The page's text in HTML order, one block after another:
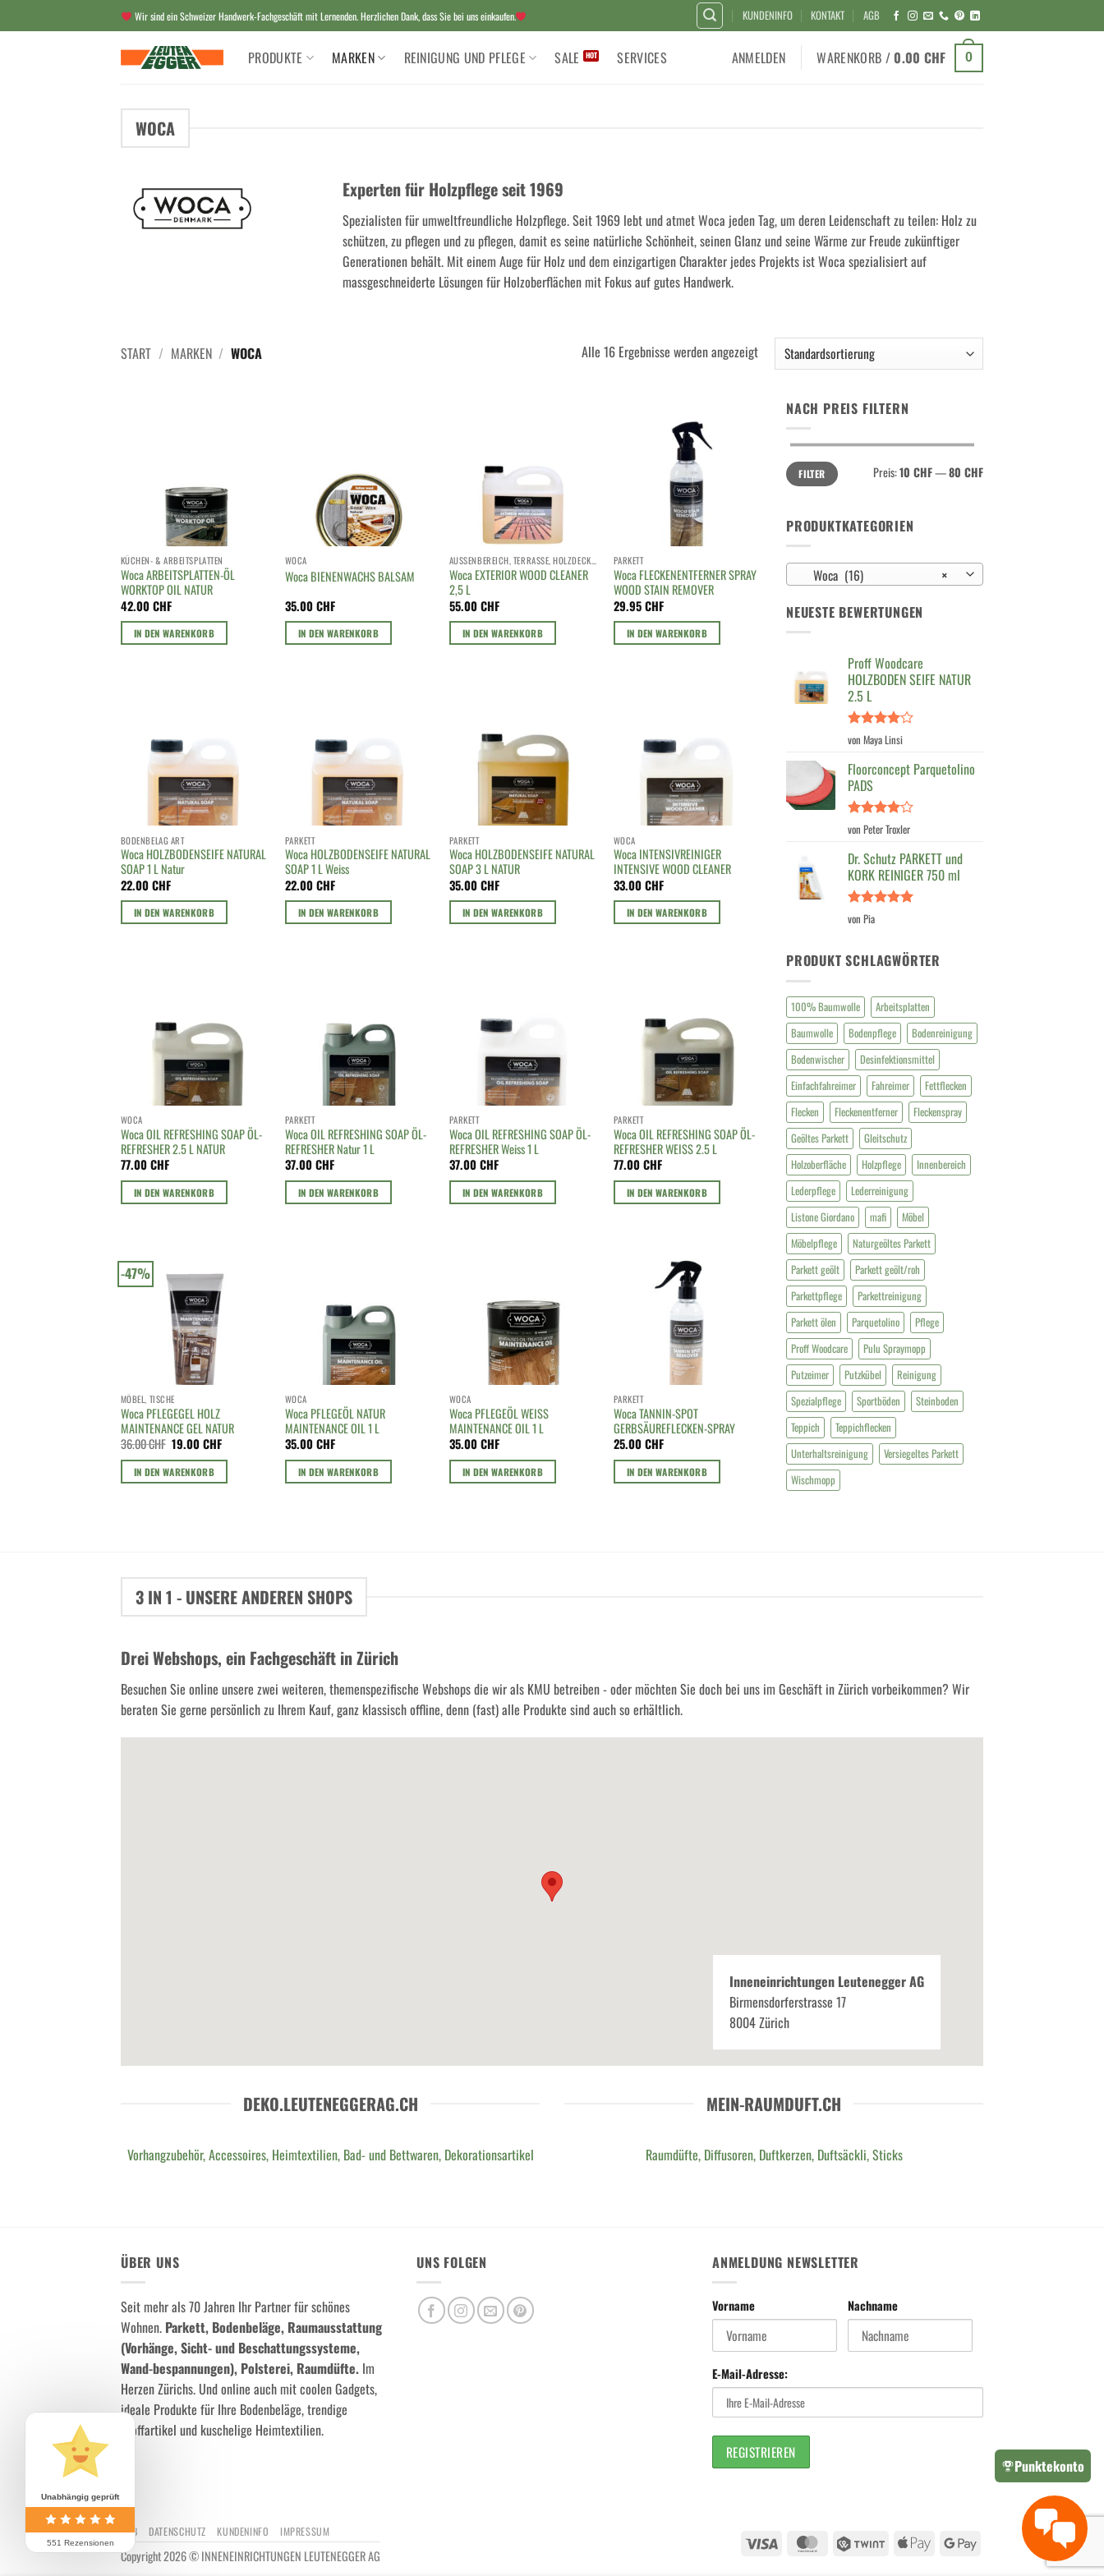
Inhalt
Wir sind ein Schweizer Handwerk-Fachgeschäft mit Lernenden. Herzlichen Dank, dass Sie bei uns einkaufen. KUNDENINFO KONTAKT AGB
PRODUKTE MARKEN REINIGUNG UND PFLEGE SALE SERVICES ANMELDEN WARENKORB / 0.00 CHF 0
WOCA
Experten für Holzpflege seit 1969
Spezialisten für umweltfreundliche Holzpflege. Seit 1969 lebt und atmet Woca jeden Tag, um deren Leidenschaft zu teilen: Holz zu
schützen, zu pflegen und zu pflegen, damit es seine natürliche Schönheit, seinen Glanz und seine Wärme zur Freude zukünftiger
Generationen behält. Mit einem Auge für Holz und dem einzigartigen Charakter jedes Projekts ist Woca spezialisiert auf
massgeschneiderte Lösungen für Holzoberflächen mit Fokus auf gutes Handwerk.
START / MARKEN / WOCA Alle 16 Ergebnisse werden angezeigt
KÜCHEN- & ARBEITSPLATTEN
Woca ARBEITSPLATTEN-ÖL
WORKTOP OIL NATUR
42.00CHF
IN DEN WARENKORB
WOCA
Woca BIENENWACHS BALSAM
35.00CHF
IN DEN WARENKORB
AUSSENBEREICH, TERRASSE, HOLZDECK, HOLZROST
Woca EXTERIOR WOOD CLEANER
2,5 L
55.00CHF
IN DEN WARENKORB
PARKETT
Woca FLECKENENTFERNER SPRAY
WOOD STAIN REMOVER
29.95CHF
IN DEN WARENKORB
BODENBELAG ART
Woca HOLZBODENSEIFE NATURAL
SOAP 1 L Natur
22.00CHF
IN DEN WARENKORB
PARKETT
Woca HOLZBODENSEIFE NATURAL
SOAP 1 L Weiss
22.00CHF
IN DEN WARENKORB
PARKETT
Woca HOLZBODENSEIFE NATURAL
SOAP 3 L NATUR
35.00CHF
IN DEN WARENKORB
WOCA
Woca INTENSIVREINIGER
INTENSIVE WOOD CLEANER
33.00CHF
IN DEN WARENKORB
WOCA
Woca OIL REFRESHING SOAP ÖL-
REFRESHER 2.5 L NATUR
77.00CHF
IN DEN WARENKORB
PARKETT
Woca OIL REFRESHING SOAP ÖL-
REFRESHER Natur 1 L
37.00CHF
IN DEN WARENKORB
PARKETT
Woca OIL REFRESHING SOAP ÖL-
REFRESHER Weiss 1 L
37.00CHF
IN DEN WARENKORB
PARKETT
Woca OIL REFRESHING SOAP ÖL-
REFRESHER WEISS 2.5 L
77.00CHF
IN DEN WARENKORB
-47%
MÖBEL, TISCHE
Woca PFLEGEGEL HOLZ
MAINTENANCE GEL NATUR
36.00CHF Ursprünglicher
Preis
war:
36.00 CHF
19.00CHFAktueller
ist:
IN DEN WARENKORB
WOCA
Woca PFLEGEÖL NATUR
MAINTENANCE OIL 1 L
35.00CHF
IN DEN WARENKORB
WOCA
Woca PFLEGEÖL WEISS
MAINTENANCE OIL 1 L
35.00CHF
IN DEN WARENKORB
PARKETT
Woca TANNIN-SPOT
GERBSÄUREFLECKEN-SPRAY
25.00CHF
IN DEN WARENKORB
NACH PREIS FILTERN
Min.
Preis
Max.
PreisFILTER Preis:10 CHF—80 CHF
PRODUKTKATEGORIEN
×
Woca (16)
NEUESTE BEWERTUNGEN
Proff Woodcare
HOLZBODEN SEIFE NATUR
2.5 L
Bewertet
4
von 5
von Maya Linsi
Floorconcept Parquetolino
PADS
Bewertet
von 5
von Peter Troxler
Dr. Schutz PARKETT und
KORK REINIGER 750 ml
Bewertet
von Pia
PRODUKT SCHLAGWÖRTER
100% Baumwolle
Arbeitsplatten
Baumwolle
Bodenpflege
Bodenreinigung
Bodenwischer
Desinfektionsmittel
Einfachfahreimer
Fahreimer
Fettflecken
Flecken
Fleckenentferner
Fleckenspray
Geöltes Parkett
Gleitschutz
Holzoberfläche
Holzpflege
Innenbereich
Lederpflege
Lederreinigung
Listone Giordano
mafi
Möbel
Möbelpflege
Naturgeöltes Parkett
Parkett geölt
Parkett geölt/roh
Parkettpflege
Parkettreinigung
Parkett ölen
Parquetolino
Pflege
Proff Woodcare
Pulu Spraymopp
Putzeimer
Putzkübel
Reinigung
Spezialpflege
Sportböden
Steinboden
Teppich
Teppichflecken
Unterhaltsreinigung
Versiegeltes Parkett
Wischmopp
3 IN 1 - UNSERE ANDEREN SHOPS
Drei Webshops, ein Fachgeschäft in Zürich
Besuchen Sie online unsere zwei weiteren, themenspezifische Webshops die wir als KMU betreiben - oder möchten Sie doch bei uns im Geschäft in Zürich vorbeikommen? Wir
beraten Sie gerne persönlich zu Ihrem Kauf, ganz klassisch offline, denn (fast) alle Produkte sind auch so erhältlich.
Inneneinrichtungen Leutenegger AG
Birmensdorferstrasse 17
8004 Zürich
DEKO.LEUTENEGGERAG.CH
Vorhangzubehör, Accessoires, Heimtextilien, Bad- und Bettwaren, Dekorationsartikel
MEIN-RAUMDUFT.CH
Raumdüfte, Diffusoren, Duftkerzen, Duftsäckli, Sticks
ÜBER UNS
Seit mehr als 70 Jahren Ihr Partner für schönes
Wohnen. Parkett, Bodenbeläge, Raumausstattung
(Vorhänge, Sicht- und Beschattungssysteme,
Wand-bespannungen), Polsterei, Raumdüfte. Im
Herzen Zürichs. Und online auch mit coolen Gadgets,
ideale Produkte für Ihre Bodenbeläge, trendige
Stoffartikel und kuschelige Heimtextilien.
UNS FOLGEN ANMELDUNG NEWSLETTER
Vorname Nachname
E-Mail-Adresse:
Visa MasterCard Twint
Apple
Google
AGB DATENSCHUTZ KUNDENINFO IMPRESSUM
Copyright 2026 © INNENEINRICHTUNGEN LEUTENEGGER AG
Punktekonto
Unabhängig geprüft
551 Rezensionen